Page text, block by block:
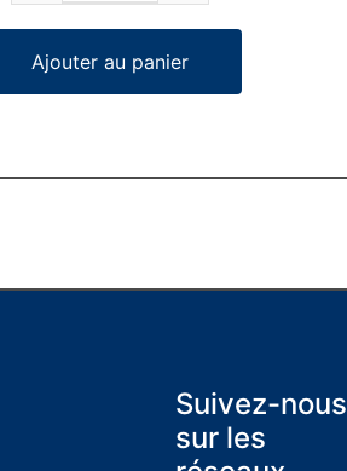
Ajouter au panier
Suivez-nous
sur les